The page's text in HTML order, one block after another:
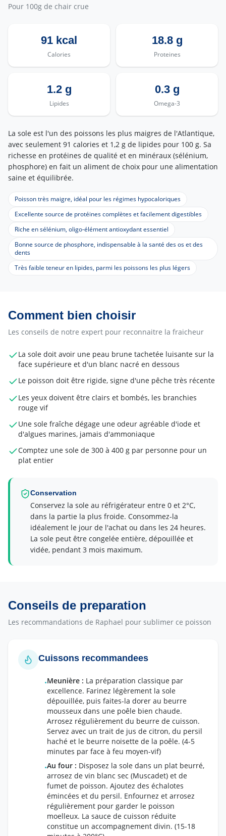
Pour 100g de chair crue
91 kcal
Calories
18.8 g
Proteines
1.2 g
Lipides
0.3 g
Omega-3
La sole est l'un des poissons les plus maigres de l'Atlantique,
avec seulement 91 calories et 1,2 g de lipides pour 100 g. Sa
richesse en protéines de qualité et en minéraux (sélénium,
phosphore) en fait un aliment de choix pour une alimentation
saine et équilibrée.
Poisson très maigre, idéal pour les régimes hypocaloriques
Excellente source de protéines complètes et facilement digestibles
Riche en sélénium, oligo-élément antioxydant essentiel
Bonne source de phosphore, indispensable à la santé des os et des
dents
Très faible teneur en lipides, parmi les poissons les plus légers
Comment bien choisir
Les conseils de notre expert pour reconnaitre la fraicheur
La sole doit avoir une peau brune tachetée luisante sur la
face supérieure et d'un blanc nacré en dessous
Le poisson doit être rigide, signe d'une pêche très récente
Les yeux doivent être clairs et bombés, les branchies
rouge vif
Une sole fraîche dégage une odeur agréable d'iode et
d'algues marines, jamais d'ammoniaque
Comptez une sole de 300 à 400 g par personne pour un
plat entier
Conservation
Conservez la sole au réfrigérateur entre 0 et 2°C,
dans la partie la plus froide. Consommez-la
idéalement le jour de l'achat ou dans les 24 heures.
La sole peut être congelée entière, dépouillée et
vidée, pendant 3 mois maximum.
Conseils de preparation
Les recommandations de Raphael pour sublimer ce poisson
Cuissons recommandees
•Meunière : La préparation classique par
excellence. Farinez légèrement la sole
dépouillée, puis faites-la dorer au beurre
mousseux dans une poêle bien chaude.
Arrosez régulièrement du beurre de cuisson.
Servez avec un trait de jus de citron, du persil
haché et le beurre noisette de la poêle. (4-5
minutes par face à feu moyen-vif)
•Au four : Disposez la sole dans un plat beurré,
arrosez de vin blanc sec (Muscadet) et de
fumet de poisson. Ajoutez des échalotes
émincées et du persil. Enfournez et arrosez
régulièrement pour garder le poisson
moelleux. La sauce de cuisson réduite
constitue un accompagnement divin. (15-18